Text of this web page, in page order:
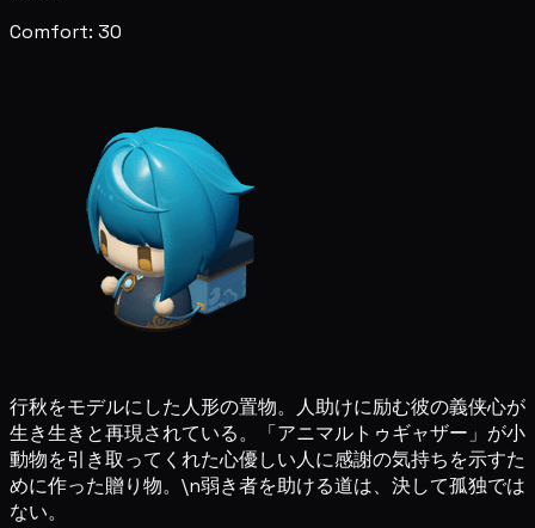
Comfort: 30
行秋をモデルにした人形の置物。人助けに励む彼の義侠心が
生き生きと再現されている。「アニマルトゥギャザー」が小
動物を引き取ってくれた心優しい人に感謝の気持ちを示すた
めに作った贈り物。\n弱き者を助ける道は、決して孤独では
ない。